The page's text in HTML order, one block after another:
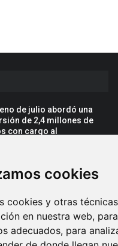
cookies
cookies y otras
en nuestra web,
adecuados, para
de julio abordó una
de 2,4 millones de
con cargo al
del Centro
Nievas, nueva
Social, Familias e
en Granada
Cano, convocado con